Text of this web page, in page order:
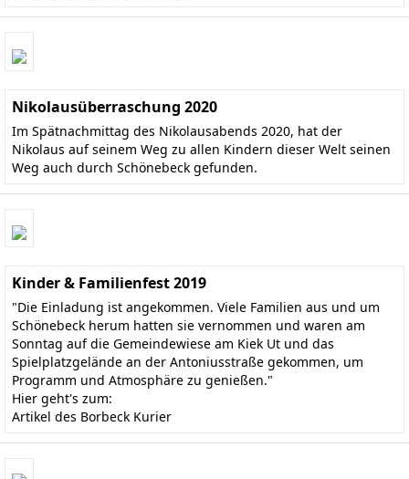
Nikolausüberraschung 2020
Im Spätnachmittag des Nikolausabends 2020, hat der
Nikolaus auf seinem Weg zu allen Kindern dieser Welt seinen
Weg auch durch Schönebeck gefunden.
Kinder & Familienfest 2019
"Die Einladung ist angekommen. Viele Familien aus und um
Schönebeck herum hatten sie vernommen und waren am
Sonntag auf die Gemeindewiese am Kiek Ut und das
Spielplatzgelände an der Antoniusstraße gekommen, um
Programm und Atmosphäre zu genießen."
Hier geht's zum:
Artikel des Borbeck Kurier